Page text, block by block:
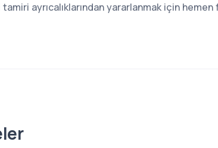
ayrıcalıklarından yararlanmak için